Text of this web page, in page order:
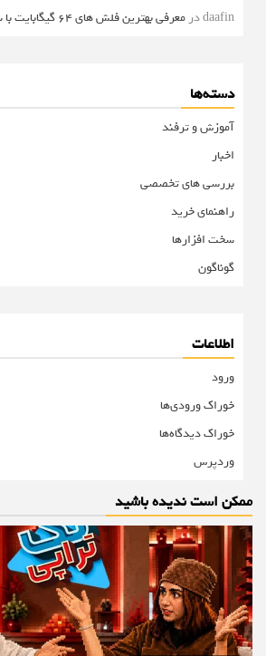
daafinدر معرفی بهترین فلش های 64 گیگابایت با سرعت بالا
دسته‌ها
آموزش و ترفند
اخبار
بررسی های تخصصی
راهنمای خرید
سخت افزارها
گوناگون
اطلاعات
ورود
خوراک ورودی‌ها
خوراک دیدگاه‌ها
وردپرس
ممکن است ندیده باشید